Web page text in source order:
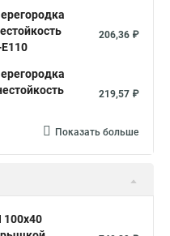
206,36 ₽
219,57 ₽
Показать больше
100х40